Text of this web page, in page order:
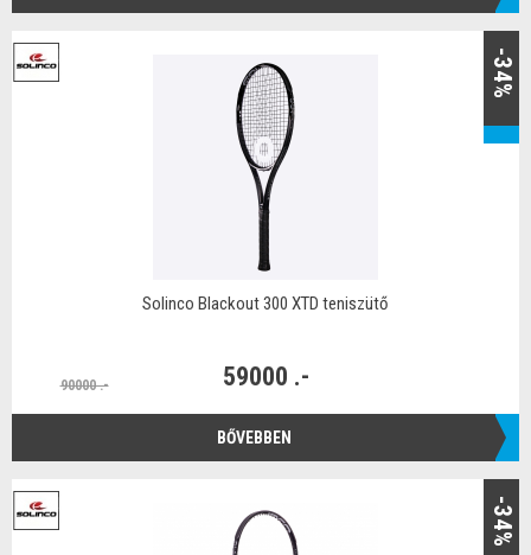
-34%
Solinco Blackout 300 XTD teniszütő
90000 .- 59000 .-
BŐVEBBEN
-34%